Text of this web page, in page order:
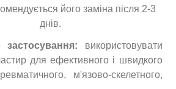
його заміна після 2-3
днів.
застосування: використовувати
для ефективного і швидкого
м'язово-скелетного,